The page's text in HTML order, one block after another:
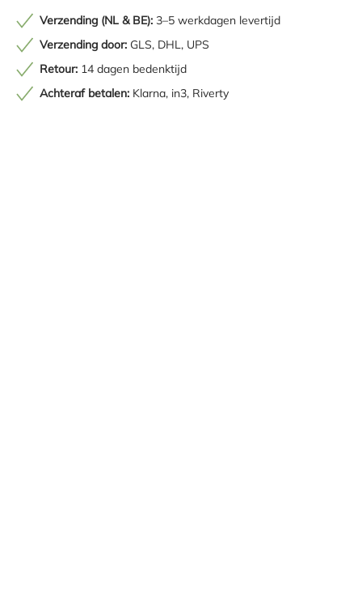
Verzending (NL & BE): 3–5 werkdagen levertijd
Verzending door: GLS, DHL, UPS
Retour: 14 dagen bedenktijd
Achteraf betalen: Klarna, in3, Riverty